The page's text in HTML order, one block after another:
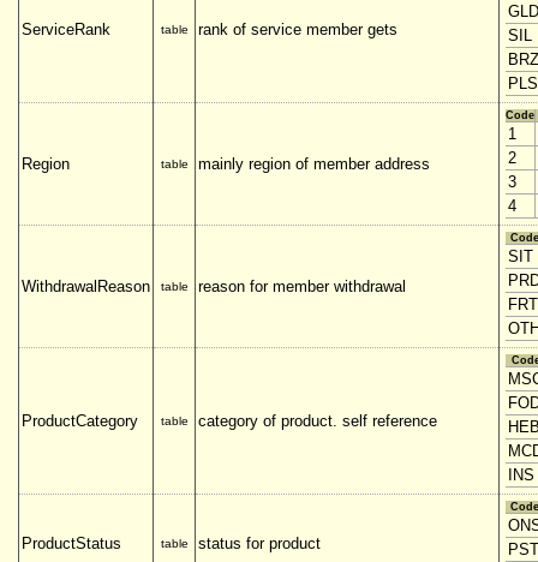
ServiceRank table rank of service member gets
GLD
SIL
BRZ
PLS
Region table mainly region of member address
Code
1
2
3
4
WithdrawalReason table reason for member withdrawal
Code
SIT
FRT
ProductCategory table category of product. self reference
INS
ProductStatus table status for product
Code
PST